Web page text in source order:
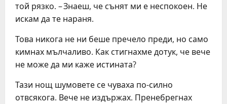
той рязко. – Знаеш, че сънят ми е неспокоен. Не
искам да те нараня.
Това никога не ни беше пречело преди, но само
кимнах мълчаливо. Как стигнахме дотук, че вече
не може да ми каже истината?
Тази нощ шумовете се чуваха по-силно
отвсякога. Вече не издържах. Пренебрегнах